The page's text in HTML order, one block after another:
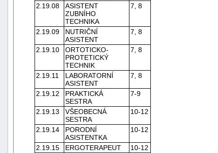
2.19.08
ASISTENT
ZUBNÍHO
TECHNIKA
7, 8
2.19.09
NUTRIČNÍ
ASISTENT
7, 8
2.19.10
ORTOTICKO-
PROTETICKÝ
TECHNIK
7, 8
2.19.11
LABORATORNÍ
ASISTENT
7, 8
2.19.12
PRAKTICKÁ
SESTRA
7-9
2.19.13
VŠEOBECNÁ
SESTRA
10-12
2.19.14
PORODNÍ
ASISTENTKA
10-12
2.19.15 ERGOTERAPEUT
10-12